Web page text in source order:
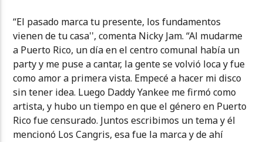
“El pasado marca tu presente, los fundamentos
vienen de tu casa'', comenta Nicky Jam. “Al mudarme
a Puerto Rico, un día en el centro comunal había un
party y me puse a cantar, la gente se volvió loca y fue
como amor a primera vista. Empecé a hacer mi disco
sin tener idea. Luego Daddy Yankee me firmó como
artista, y hubo un tiempo en que el género en Puerto
Rico fue censurado. Juntos escribimos un tema y él
mencionó Los Cangris, esa fue la marca y de ahí